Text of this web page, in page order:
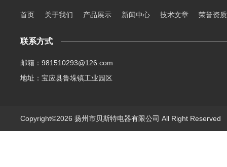
首页 关于我们 产品展示 新闻中心 技术文章 荣誉资质
联系方式
邮箱：981510293@126.com
地址：宝应县鲁垛镇工业园区
Copyright©2026 扬州市贝斯特电器有限公司 All Right